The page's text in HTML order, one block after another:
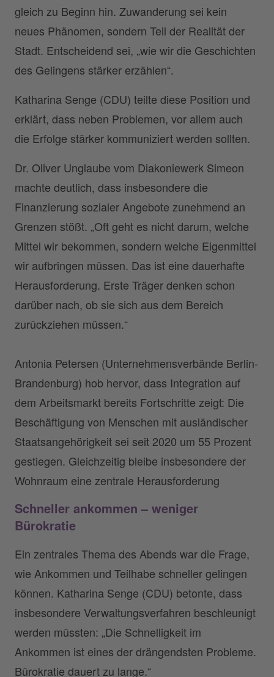
gleich zu Beginn hin. Zuwanderung sei kein
neues Phänomen, sondern Teil der Realität der
Stadt. Entscheidend sei, „wie wir die Geschichten
des Gelingens stärker erzählen“.
Katharina Senge (CDU) teilte diese Position und
erklärt, dass neben Problemen, vor allem auch
die Erfolge stärker kommuniziert werden sollten.
Dr. Oliver Unglaube vom Diakoniewerk Simeon
machte deutlich, dass insbesondere die
Finanzierung sozialer Angebote zunehmend an
Grenzen stößt. „Oft geht es nicht darum, welche
Mittel wir bekommen, sondern welche Eigenmittel
wir aufbringen müssen. Das ist eine dauerhafte
Herausforderung. Erste Träger denken schon
darüber nach, ob sie sich aus dem Bereich
zurückziehen müssen.“
Antonia Petersen (Unternehmensverbände Berlin-
Brandenburg) hob hervor, dass Integration auf
dem Arbeitsmarkt bereits Fortschritte zeigt: Die
Beschäftigung von Menschen mit ausländischer
Staatsangehörigkeit sei seit 2020 um 55 Prozent
gestiegen. Gleichzeitig bleibe insbesondere der
Wohnraum eine zentrale Herausforderung
Schneller ankommen – weniger
Bürokratie
Ein zentrales Thema des Abends war die Frage,
wie Ankommen und Teilhabe schneller gelingen
können. Katharina Senge (CDU) betonte, dass
insbesondere Verwaltungsverfahren beschleunigt
werden müssten: „Die Schnelligkeit im
Ankommen ist eines der drängendsten Probleme.
Bürokratie dauert zu lange.“